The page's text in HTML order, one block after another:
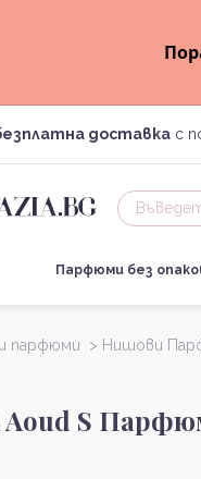
доставка с
Парфюми без
парфюми > Нишови
Aoud S